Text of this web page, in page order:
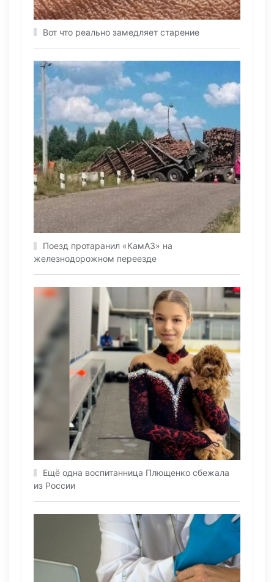
Вот что реально замедляет старение
Поезд протаранил «КамАЗ» на
железнодорожном переезде
Ещё одна воспитанница Плющенко сбежала
из России